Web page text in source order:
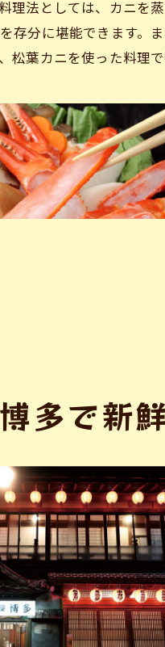
理法としては、カニを
存分に堪能できます。
松葉カニを使った料理
多で新